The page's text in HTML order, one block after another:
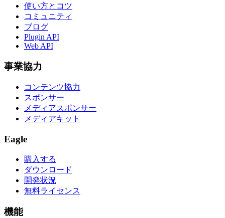
使い方とコツ
コミュニティ
ブログ
Plugin API
Web API
事業協力
コンテンツ協力
スポンサー
メディアスポンサー
メディアキット
Eagle
購入する
ダウンロード
開発状況
無料ライセンス
機能